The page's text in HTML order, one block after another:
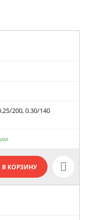
200, 0.30/140
В КОРЗИНУ